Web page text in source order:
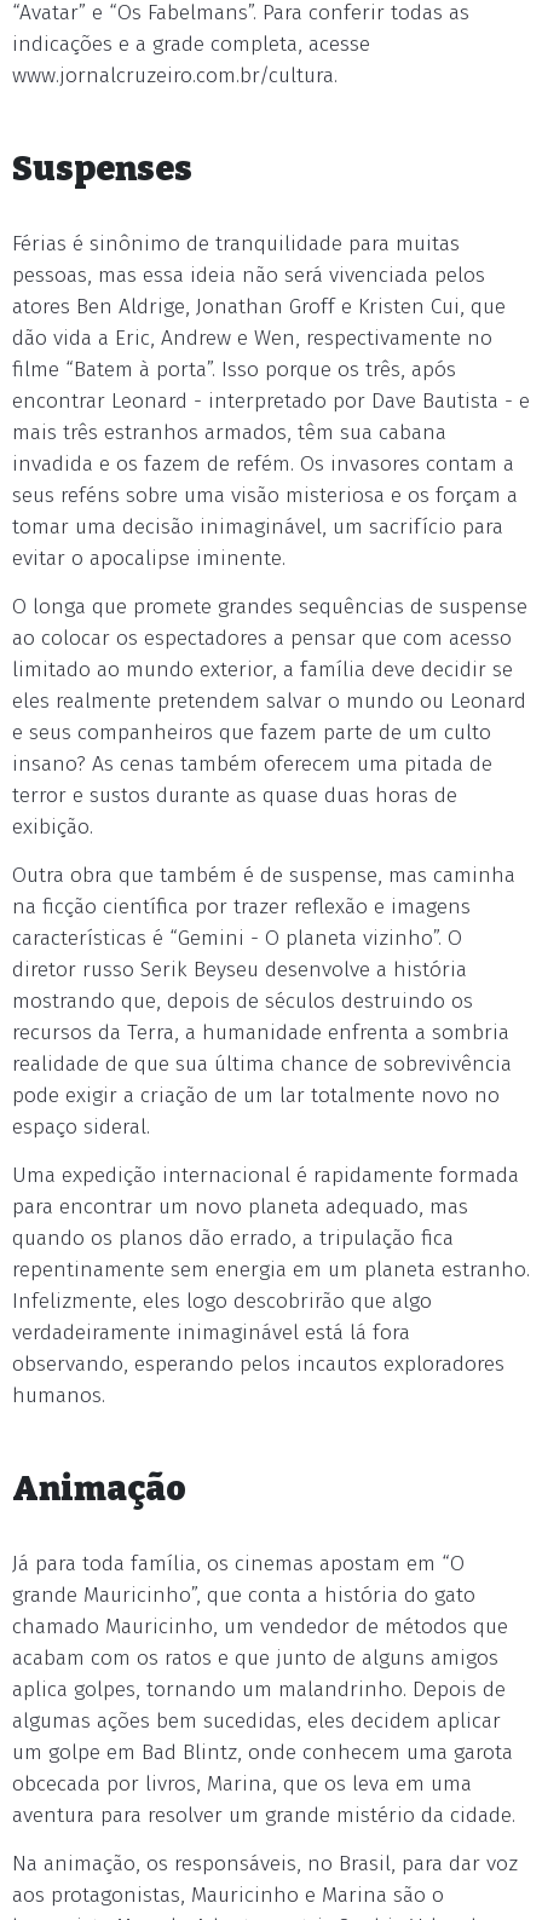
“Avatar” e “Os Fabelmans”. Para conferir todas as
indicações e a grade completa, acesse
www.jornalcruzeiro.com.br/cultura.
Suspenses
Férias é sinônimo de tranquilidade para muitas
pessoas, mas essa ideia não será vivenciada pelos
atores Ben Aldrige, Jonathan Groff e Kristen Cui, que
dão vida a Eric, Andrew e Wen, respectivamente no
filme “Batem à porta”. Isso porque os três, após
encontrar Leonard - interpretado por Dave Bautista - e
mais três estranhos armados, têm sua cabana
invadida e os fazem de refém. Os invasores contam a
seus reféns sobre uma visão misteriosa e os forçam a
tomar uma decisão inimaginável, um sacrifício para
evitar o apocalipse iminente.
O longa que promete grandes sequências de suspense
ao colocar os espectadores a pensar que com acesso
limitado ao mundo exterior, a família deve decidir se
eles realmente pretendem salvar o mundo ou Leonard
e seus companheiros que fazem parte de um culto
insano? As cenas também oferecem uma pitada de
terror e sustos durante as quase duas horas de
exibição.
Outra obra que também é de suspense, mas caminha
na ficção científica por trazer reflexão e imagens
características é “Gemini - O planeta vizinho”. O
diretor russo Serik Beyseu desenvolve a história
mostrando que, depois de séculos destruindo os
recursos da Terra, a humanidade enfrenta a sombria
realidade de que sua última chance de sobrevivência
pode exigir a criação de um lar totalmente novo no
espaço sideral.
Uma expedição internacional é rapidamente formada
para encontrar um novo planeta adequado, mas
quando os planos dão errado, a tripulação fica
repentinamente sem energia em um planeta estranho.
Infelizmente, eles logo descobrirão que algo
verdadeiramente inimaginável está lá fora
observando, esperando pelos incautos exploradores
humanos.
Animação
Já para toda família, os cinemas apostam em “O
grande Mauricinho”, que conta a história do gato
chamado Mauricinho, um vendedor de métodos que
acabam com os ratos e que junto de alguns amigos
aplica golpes, tornando um malandrinho. Depois de
algumas ações bem sucedidas, eles decidem aplicar
um golpe em Bad Blintz, onde conhecem uma garota
obcecada por livros, Marina, que os leva em uma
aventura para resolver um grande mistério da cidade.
Na animação, os responsáveis, no Brasil, para dar voz
aos protagonistas, Mauricinho e Marina são o